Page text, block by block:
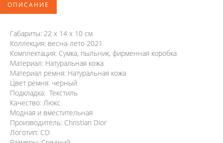
ОПИСАНИЕ
Габариты: 22 х 14 х 10 см
Коллекция: весна-лето 2021
Комплектация: Сумка, пыльник, фирменная коробка
Материал: Натуральная кожа
Материал ремня: Натуральная кожа
Цвет ремня: черный
Подкладка: Текстиль
Качество: Люкс
Модная и вместительная
Производитель: Christian Dior
Логотип: CD